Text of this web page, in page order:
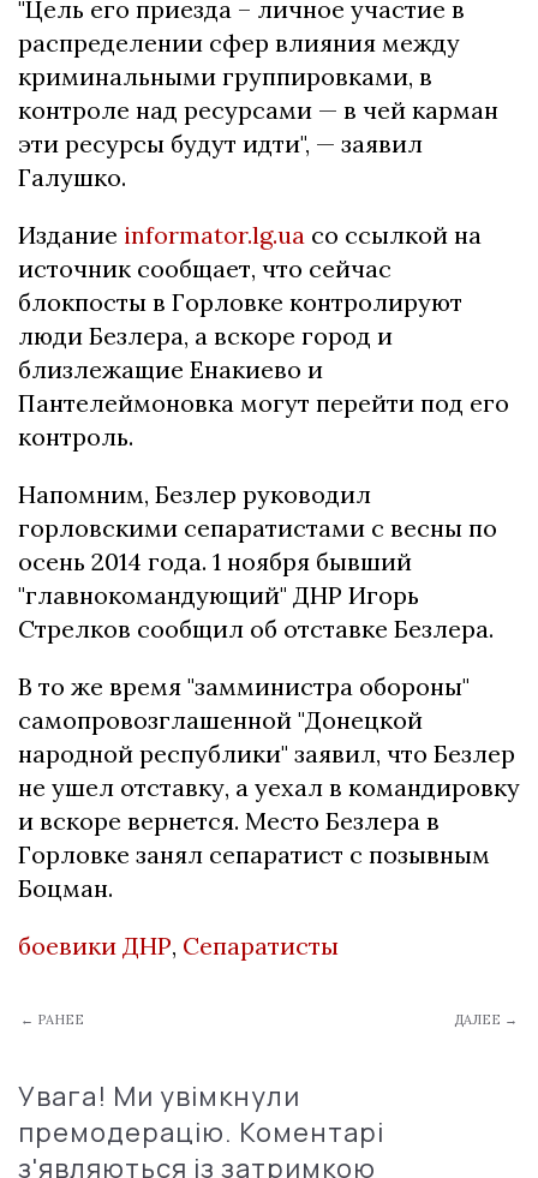
"Цель его приезда – личное участие в
распределении сфер влияния между
криминальными группировками, в
контроле над ресурсами — в чей карман
эти ресурсы будут идти", — заявил
Галушко.
Издание informator.lg.ua со ссылкой на
источник сообщает, что сейчас
блокпосты в Горловке контролируют
люди Безлера, а вскоре город и
близлежащие Енакиево и
Пантелеймоновка могут перейти под его
контроль.
Напомним, Безлер руководил
горловскими сепаратистами с весны по
осень 2014 года. 1 ноября бывший
"главнокомандующий" ДНР Игорь
Стрелков сообщил об отставке Безлера.
В то же время "замминистра обороны"
самопровозглашенной "Донецкой
народной республики" заявил, что Безлер
не ушел отставку, а уехал в командировку
и вскоре вернется. Место Безлера в
Горловке занял сепаратист с позывным
Боцман.
боевики ДНР, Сепаратисты
← РАНЕЕ ДАЛЕЕ →
Увага! Ми увімкнули
премодерацію. Коментарі
з'являються із затримкою